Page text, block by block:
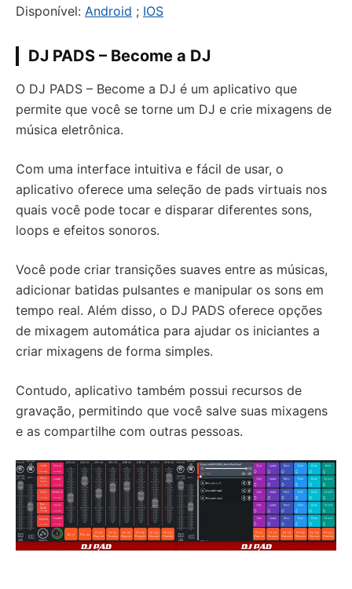
Disponível: Android ; IOS
DJ PADS – Become a DJ
O DJ PADS – Become a DJ é um aplicativo que
permite que você se torne um DJ e crie mixagens de
música eletrônica.
Com uma interface intuitiva e fácil de usar, o
aplicativo oferece uma seleção de pads virtuais nos
quais você pode tocar e disparar diferentes sons,
loops e efeitos sonoros.
Você pode criar transições suaves entre as músicas,
adicionar batidas pulsantes e manipular os sons em
tempo real. Além disso, o DJ PADS oferece opções
de mixagem automática para ajudar os iniciantes a
criar mixagens de forma simples.
Contudo, aplicativo também possui recursos de
gravação, permitindo que você salve suas mixagens
e as compartilhe com outras pessoas.